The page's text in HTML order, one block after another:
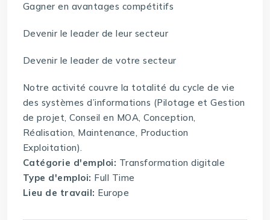
Gagner en avantages compétitifs
Devenir le leader de leur secteur
Devenir le leader de votre secteur
Notre activité couvre la totalité du cycle de vie
des systèmes d’informations (Pilotage et Gestion
de projet, Conseil en MOA, Conception,
Réalisation, Maintenance, Production
Exploitation).
Catégorie d'emploi: Transformation digitale
Type d'emploi: Full Time
Lieu de travail: Europe